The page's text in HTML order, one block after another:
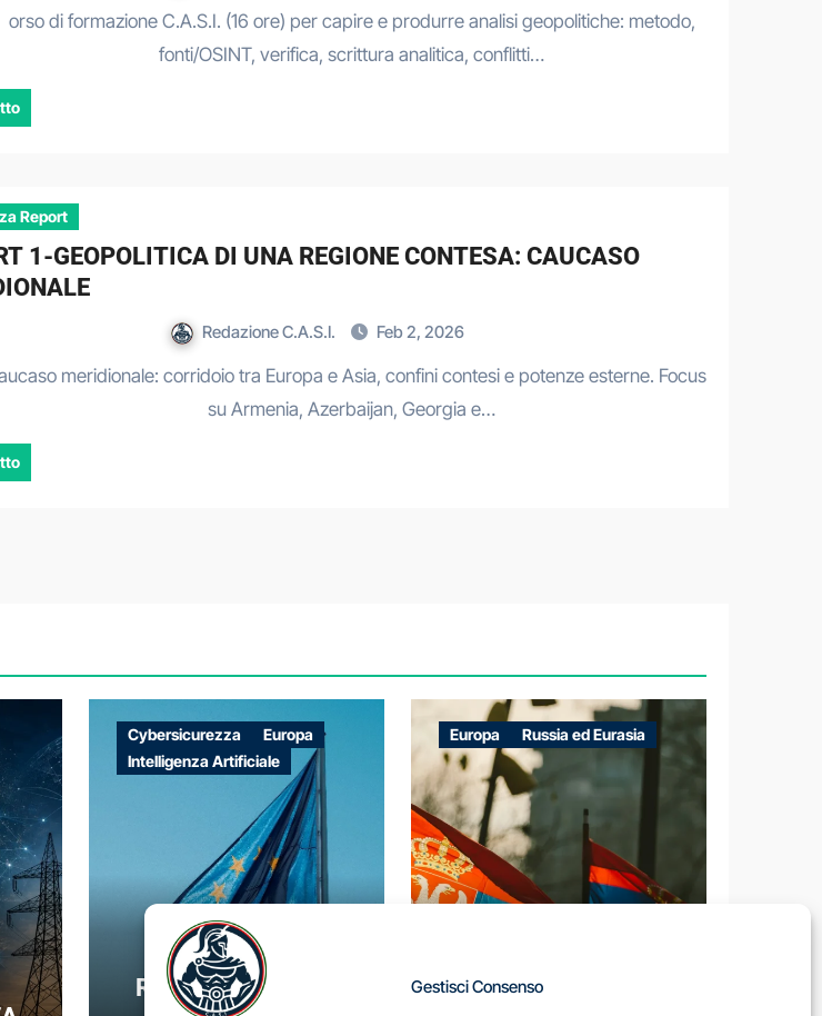
Gestisci Consenso
orso di formazione C.A.S.I. (16 ore) per capire e produrre analisi geopolitiche: metodo,
fonti/OSINT, verifica, scrittura analitica, conflitti…
Report
1-GEOPOLITICA DI UNA REGIONE CONTESA: CAUCASO
Redazione C.A.S.I. Feb 2, 2026
meridionale: corridoio tra Europa e Asia, confini contesi e potenze esterne. Focus
su Armenia, Azerbaijan, Georgia e…
Cybersicurezza
Europa
Intelligenza Artificiale
REGOLARE SENZA
Europa Russia ed Eurasia